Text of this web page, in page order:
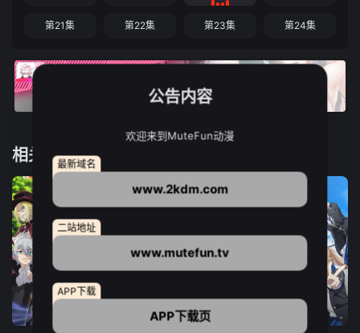
第21集 第22集 第23集 第24集
相关推荐
12集全
公告内容
欢迎来到MuteFun动漫
最新域名
www.2kdm.com
二站地址
www.mutefun.tv
APP下载
APP下载页